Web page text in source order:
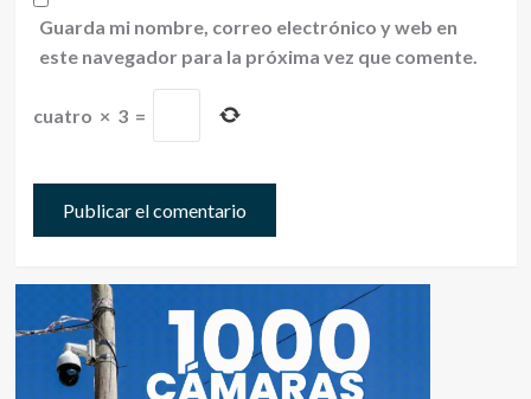
Guarda mi nombre, correo electrónico y web en
este navegador para la próxima vez que comente.
cuatro × 3 =